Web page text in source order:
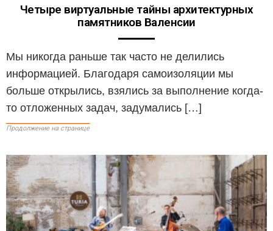
Четыре виртуальные тайны архитектурных
памятников Валенсии
Мы никогда раньше так часто не делились
информацией. Благодаря самоизоляции мы
больше открылись, взялись за выполнение когда-
то отложенных задач, задумались […]
Продолжение на странице